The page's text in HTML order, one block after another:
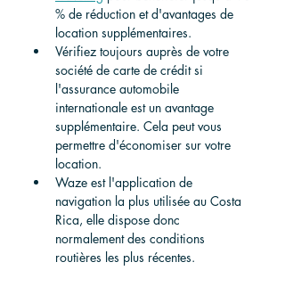
% de réduction et d'avantages de
location supplémentaires.
Vérifiez toujours auprès de votre
société de carte de crédit si
l'assurance automobile
internationale est un avantage
supplémentaire. Cela peut vous
permettre d'économiser sur votre
location.
Waze est l'application de
navigation la plus utilisée au Costa
Rica, elle dispose donc
normalement des conditions
routières les plus récentes.